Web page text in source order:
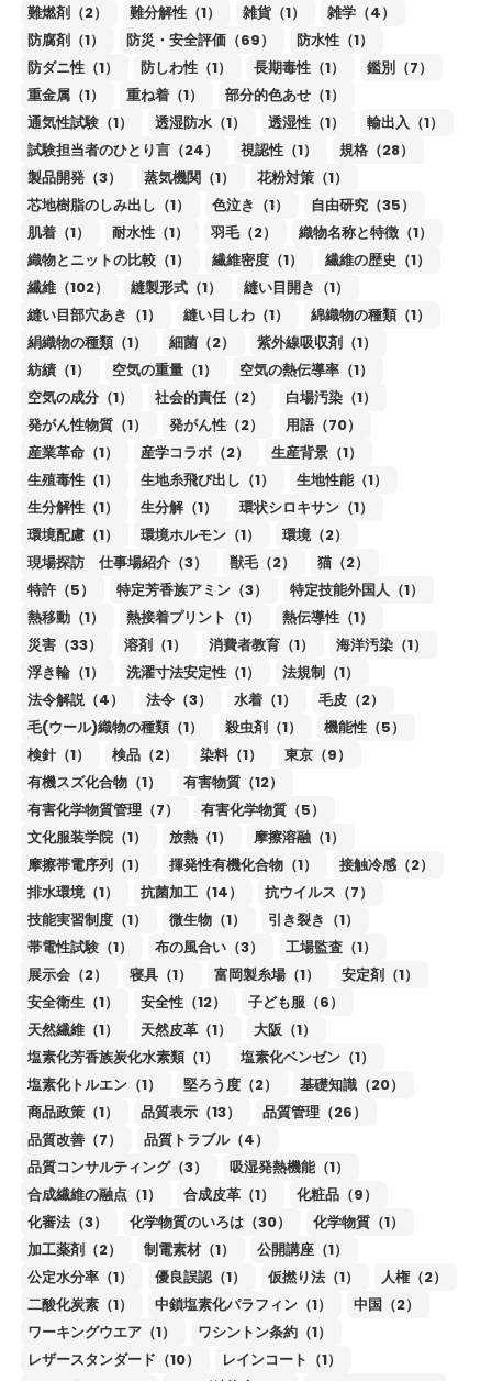
難燃剤（2）
難分解性（1） 雑貨（1）
雑学（4）
防腐剤（1）
防災・安全評価（69）
防水性（1）
防ダニ性（1）
防しわ性（1） 長期毒性（1）
鑑別（7）
重金属（1）
重ね着（1）
部分的色あせ（1）
通気性試験（1）
透湿防水（1） 透湿性（1）
輸出入（1）
試験担当者のひとり言（24）
視認性（1）
規格（28）
製品開発（3）
蒸気機関（1）
花粉対策（1）
芯地樹脂のしみ出し（1）
色泣き（1）
自由研究（35）
肌着（1）
耐水性（1） 羽毛（2）
織物名称と特徴（1）
織物とニットの比較（1）
繊維密度（1）
繊維の歴史（1）
繊維（102）
縫製形式（1）
縫い目開き（1）
縫い目部穴あき（1）
縫い目しわ（1）
綿織物の種類（1）
絹織物の種類（1）
細菌（2）
紫外線吸収剤（1）
紡績（1）
空気の重量（1）
空気の熱伝導率（1）
空気の成分（1）
社会的責任（2）
白場汚染（1）
発がん性物質（1）
発がん性（2）
用語（70）
産業革命（1）
産学コラボ（2）
生産背景（1）
生殖毒性（1）
生地糸飛び出し（1）
生地性能（1）
生分解性（1）
生分解（1）
環状シロキサン（1）
環境配慮（1）
環境ホルモン（1）
環境（2）
現場探訪 仕事場紹介（3）
獣毛（2）
猫（2）
特許（5）
特定芳香族アミン（3）
特定技能外国人（1）
熱移動（1）
熱接着プリント（1）
熱伝導性（1）
災害（33）
溶剤（1） 消費者教育（1）
海洋汚染（1）
浮き輪（1）
洗濯寸法安定性（1）
法規制（1）
法令解説（4）
法令（3） 水着（1）
毛皮（2）
毛(ウール)織物の種類（1）
殺虫剤（1）
機能性（5）
検針（1）
検品（2） 染料（1）
東京（9）
有機スズ化合物（1）
有害物質（12）
有害化学物質管理（7）
有害化学物質（5）
文化服装学院（1）
放熱（1）
摩擦溶融（1）
摩擦帯電序列（1）
揮発性有機化合物（1）
接触冷感（2）
排水環境（1）
抗菌加工（14）
抗ウイルス（7）
技能実習制度（1）
微生物（1）
引き裂き（1）
帯電性試験（1）
布の風合い（3）
工場監査（1）
展示会（2）
寝具（1） 富岡製糸場（1）
安定剤（1）
安全衛生（1）
安全性（12）
子ども服（6）
天然繊維（1）
天然皮革（1）
大阪（1）
塩素化芳香族炭化水素類（1）
塩素化ベンゼン（1）
塩素化トルエン（1）
堅ろう度（2）
基礎知識（20）
商品政策（1）
品質表示（13）
品質管理（26）
品質改善（7）
品質トラブル（4）
品質コンサルティング（3）
吸湿発熱機能（1）
合成繊維の融点（1）
合成皮革（1）
化粧品（9）
化審法（3）
化学物質のいろは（30）
化学物質（1）
加工薬剤（2）
制電素材（1）
公開講座（1）
公定水分率（1）
優良誤認（1） 仮撚り法（1）
人権（2）
二酸化炭素（1）
中鎖塩素化パラフィン（1）
中国（2）
ワーキングウエア（1）
ワシントン条約（1）
レザースタンダード（10）
レインコート（1）